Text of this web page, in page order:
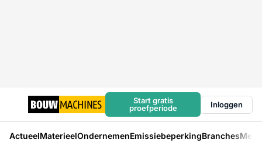
Start gratis
proefperiode
Inloggen
ActueelMaterieelOndernemenEmissiebeperkingBranches